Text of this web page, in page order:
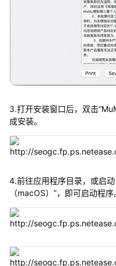
3.打开安装窗口后，双击
成安装。
4.前往应用程序目录，或启
（macOS）”，即可启动程序